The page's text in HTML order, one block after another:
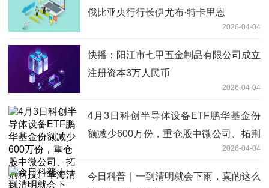
俄比亚央行行长伊尤布·特卡里恩
2026-04-04
快播：阳江市七甲五金制品有限公司成立
注册资本3万人民币
2026-04-04
4月3日科创半导体设备ETF鹏华基金份
额减少600万份，重仓股中微公司、拓荆
2026-04-04
今日科普｜一到清明就会下雨，真的这么